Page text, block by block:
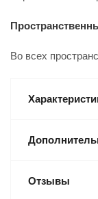
Во всех
Отзывы